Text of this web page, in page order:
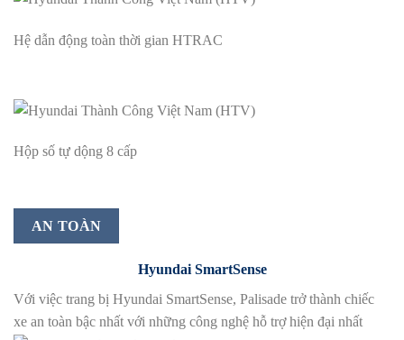
Hệ dẫn động toàn thời gian HTRAC
Hộp số tự dộng 8 cấp
AN TOÀN
Hyundai SmartSense
Với việc trang bị Hyundai SmartSense, Palisade trở thành chiếc
xe an toàn bậc nhất với những công nghệ hỗ trợ hiện đại nhất